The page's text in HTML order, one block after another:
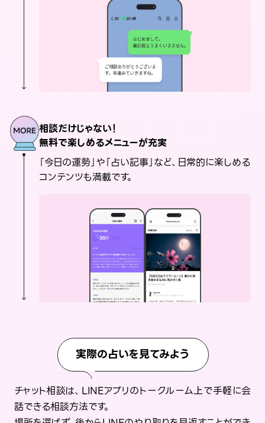
相談だけじゃない！
無料で楽しめるメニューが充実
「今日の運勢」や「占い記事」など、日常的に楽しめる
コンテンツも満載です。
実際の占いを見てみよう
チャット相談は、LINEアプリのトークルーム上で手軽に会
話できる相談方法です。